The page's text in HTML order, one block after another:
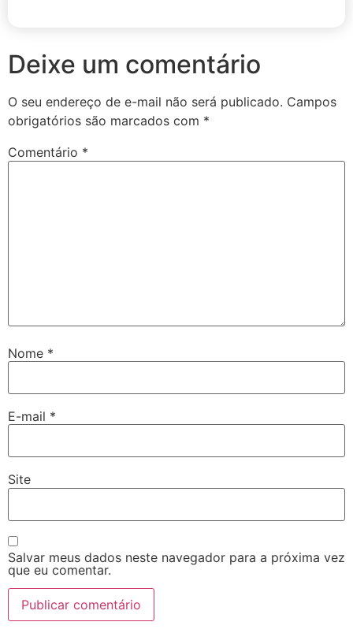
Deixe um comentário
O seu endereço de e-mail não será publicado. Campos
obrigatórios são marcados com *
Comentário *
Nome *
E-mail *
Site
Salvar meus dados neste navegador para a próxima vez
que eu comentar.